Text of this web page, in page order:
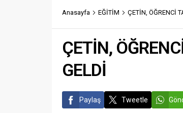
Anasayfa EĞİTİM ÇETİN, ÖĞRENCİ
ÇETİN,
GELDİ
Paylaş Tweetle